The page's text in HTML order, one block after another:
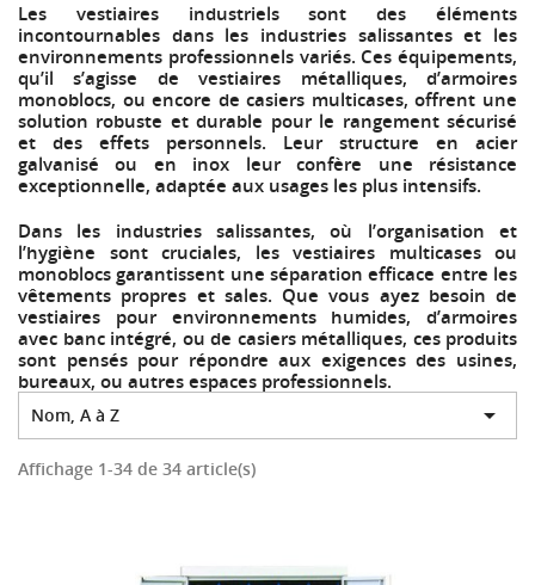
Les vestiaires industriels sont des éléments
incontournables dans les industries salissantes et les
environnements professionnels variés. Ces équipements,
qu’il s’agisse de vestiaires métalliques, d’armoires
monoblocs, ou encore de casiers multicases, offrent une
solution robuste et durable pour le rangement sécurisé
et des effets personnels. Leur structure en acier
galvanisé ou en inox leur confère une résistance
exceptionnelle, adaptée aux usages les plus intensifs.
Dans les industries salissantes, où l’organisation et
l’hygiène sont cruciales, les vestiaires multicases ou
monoblocs garantissent une séparation efficace entre les
vêtements propres et sales. Que vous ayez besoin de
vestiaires pour environnements humides, d’armoires
avec banc intégré, ou de casiers métalliques, ces produits
sont pensés pour répondre aux exigences des usines,
bureaux, ou autres espaces professionnels.
Nom, A à Z 
Affichage 1-34 de 34 article(s)